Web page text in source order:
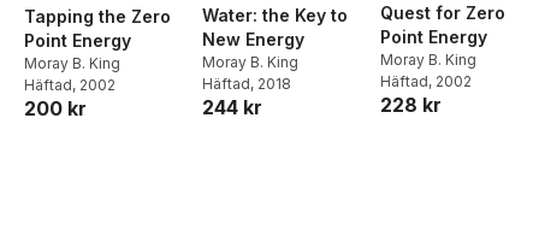
Tapping the Zero
Point Energy
Moray B. King
Häftad, 2002
200 kr
Water: the Key to
New Energy
Moray B. King
Häftad, 2018
244 kr
Quest for Zero
Point Energy
Moray B. King
Häftad, 2002
228 kr